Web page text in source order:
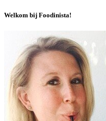
Welkom bij Foodinista!